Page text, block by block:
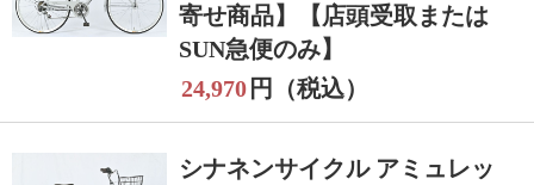
寄せ商品】【店頭受取または
SUN急便のみ】
24,970 円（税込）
シナネンサイクル アミュレッ